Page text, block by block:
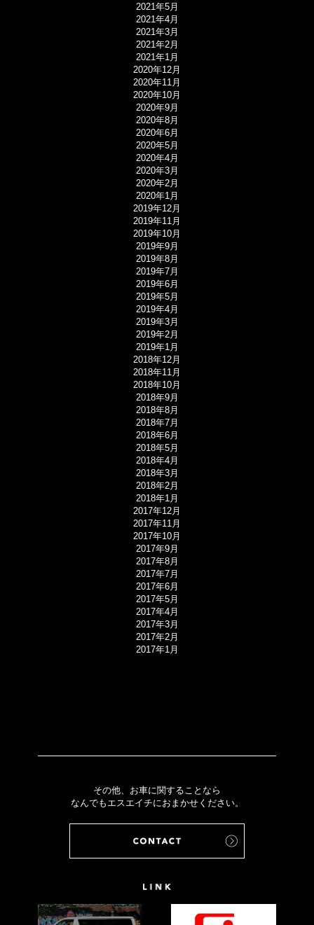
2021年5月
2021年4月
2021年3月
2021年2月
2021年1月
2020年12月
2020年11月
2020年10月
2020年9月
2020年8月
2020年6月
2020年5月
2020年4月
2020年3月
2020年2月
2020年1月
2019年12月
2019年11月
2019年10月
2019年9月
2019年8月
2019年7月
2019年6月
2019年5月
2019年4月
2019年3月
2019年2月
2019年1月
2018年12月
2018年11月
2018年10月
2018年9月
2018年8月
2018年7月
2018年6月
2018年5月
2018年4月
2018年3月
2018年2月
2018年1月
2017年12月
2017年11月
2017年10月
2017年9月
2017年8月
2017年7月
2017年6月
2017年5月
2017年4月
2017年3月
2017年2月
2017年1月
その他、お車に関することなら
なんでもエスエイチにおまかせください。